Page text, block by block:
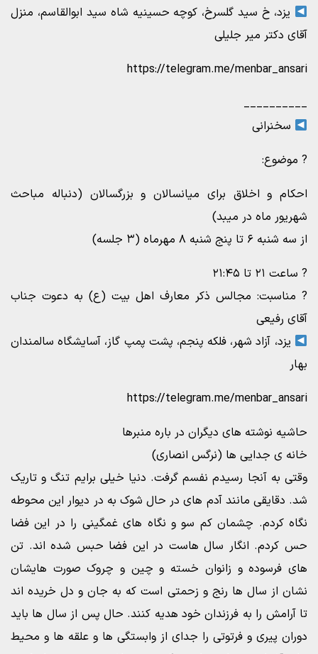
یزد، خ سید گلسرخ، کوچه حسینیه شاه سید ابوالقاسم، منزل
آقای دکتر میر جلیلی
https://telegram.me/menbar_ansari
__________
سخنرانی
? موضوع:
احکام و اخلاق برای میانسالان و بزرگسالان (دنباله مباحث
شهریور ماه در میبد)
از سه شنبه ۶ تا پنج شنبه ۸ مهرماه (۳ جلسه)
? ساعت ۲۱ تا ۲۱:۴۵
? مناسبت: مجالس ذکر معارف اهل بیت (ع) به دعوت جناب
آقای رفیعی
یزد، آزاد شهر، فلکه پنجم، پشت پمپ گاز، آسایشگاه سالمندان
بهار
https://telegram.me/menbar_ansari
حاشیه نوشته های دیگران در باره منبرها
خانه ی جدایی ها (نرگس انصاری)
وقتی به آنجا رسیدم نفسم گرفت. دنیا خیلی برایم تنگ و تاریک
شد. دقایقی مانند آدم های در حال شوک به در دیوار این محوطه
نگاه کردم. چشمان کم سو و نگاه های غمگینی را در این فضا
حس کردم. انگار سال هاست در این فضا حبس شده اند. تن
های فرسوده و زانوان خسته و چین و چروک صورت هایشان
نشان از سال ها رنج و زحمتی است که به جان و دل خریده اند
تا آرامش را به فرزندان خود هدیه کنند. حال پس از سال ها باید
دوران پیری و فرتوتی را جدای از وابستگی ها و علقه ها و محیط